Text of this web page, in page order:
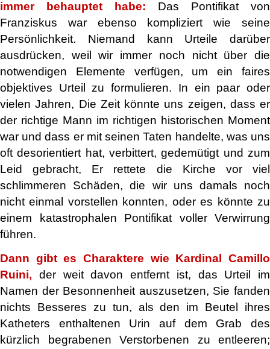
immer behauptet habe: Das Pontifikat von
Franziskus war ebenso kompliziert wie seine
Persönlichkeit. Niemand kann Urteile darüber
ausdrücken, weil wir immer noch nicht über die
notwendigen Elemente verfügen, um ein faires
objektives Urteil zu formulieren. In ein paar oder
vielen Jahren, Die Zeit könnte uns zeigen, dass er
der richtige Mann im richtigen historischen Moment
war und dass er mit seinen Taten handelte, was uns
oft desorientiert hat, verbittert, gedemütigt und zum
Leid gebracht, Er rettete die Kirche vor viel
schlimmeren Schäden, die wir uns damals noch
nicht einmal vorstellen konnten, oder es könnte zu
einem katastrophalen Pontifikat voller Verwirrung
führen.
Dann gibt es Charaktere wie Kardinal Camillo
Ruini, der weit davon entfernt ist, das Urteil im
Namen der Besonnenheit auszusetzen, Sie fanden
nichts Besseres zu tun, als den im Beutel ihres
Katheters enthaltenen Urin auf dem Grab des
kürzlich begrabenen Verstorbenen zu entleeren;